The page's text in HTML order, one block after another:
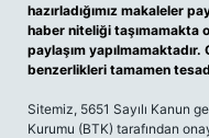
hazırladığımız makaleler
haber niteliği taşımamakta
paylaşım
benzerlikleri tamamen
Sitemiz, 5651 Sayılı Kanun
Kurumu (BTK) tarafından